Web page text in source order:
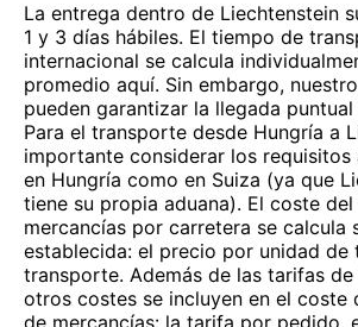
La entrega dentro de Liechtenstein
1 y 3 días hábiles. El tiempo de
internacional se calcula
promedio aquí. Sin embargo,
pueden garantizar la llegada
Para el transporte desde Hungría a
importante considerar los requisitos
en Hungría como en Suiza (ya que
tiene su propia aduana). El coste
mercancías por carretera se calcula
establecida: el precio por unidad de
transporte. Además de las tarifas
otros costes se incluyen en el coste
de mercancías: la tarifa por pedido,